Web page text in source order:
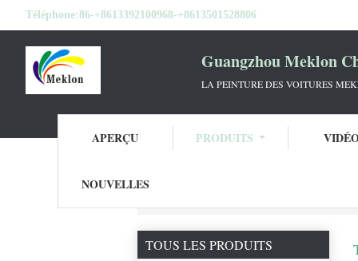
Téléphone:86-+8613392100968-+8613501528806
Guangzhou Meklon
LA PEINTURE DES VOITURES
APERÇU PRODUITS
NOUVELLES
TOUS LES PRODUITS